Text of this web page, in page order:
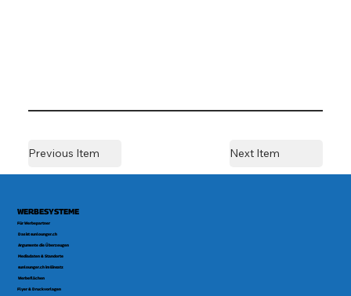
Next Item
Previous Item
WERBESYSTEME
Für Werbepartner
Das ist sunlounger.ch
Argumente die Überzeugen
Mediadaten & Standorte
sunlounger.ch im Einsatz
Werbeflächen
Flyer & Druckvorlagen